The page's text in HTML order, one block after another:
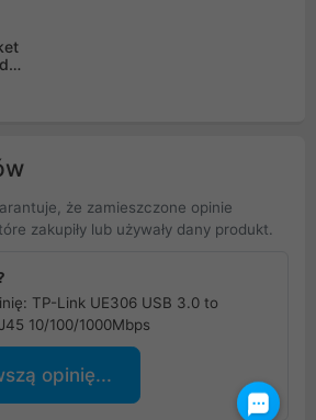
że zamieszczone opinie
zakupiły lub używały dany produkt.
TP-Link UE306 USB 3.0 to
10/100/1000Mbps
opinię...